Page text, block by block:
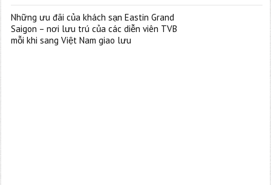
Những ưu đãi của khách sạn Eastin Grand
Saigon – nơi lưu trú của các diễn viên TVB
mỗi khi sang Việt Nam giao lưu